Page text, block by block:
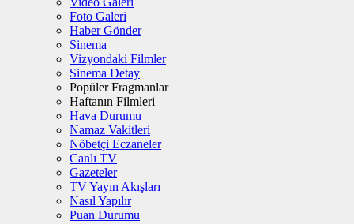
Foto Galeri
Haber Gönder
Sinema
Vizyondaki Filmler
Sinema Detay
Popüler Fragmanlar
Haftanın Filmleri
Hava Durumu
Namaz Vakitleri
Nöbetçi Eczaneler
Canlı TV
Gazeteler
TV Yayın Akışları
Nasıl Yapılır
Puan Durumu